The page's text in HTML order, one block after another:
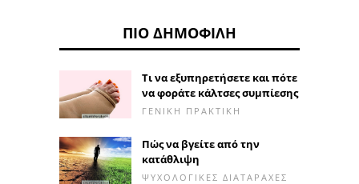
ΠΙΟ ΔΗΜΟΦΙΛΉ
Τι να εξυπηρετήσετε και πότε
να φοράτε κάλτσες συμπίεσης
ΓΕΝΙΚΉ ΠΡΑΚΤΙΚΉ
Πώς να βγείτε από την
κατάθλιψη
ΨΥΧΟΛΟΓΙΚΈΣ ΔΙΑΤΑΡΑΧΈΣ